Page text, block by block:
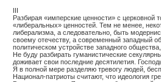
III
Разбирая «имперские ценности» с
«либеральных» ценностей. Тем не менее,
либерализма, а следовательно, быть
своему отечеству, а современный западный
политическом устройстве западного
Не буду разбирать гуманистические
доживает свои последние десятилетия.
Я в полной мере разделяю тревогу людей,
Национал-патриоты считают, что идеология